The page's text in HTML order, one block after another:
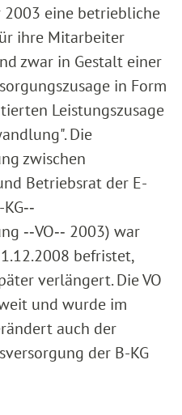
2003 eine betriebliche
ihre Mitarbeiter
zwar in Gestalt einer
in Form
Leistungszusage
Die
zwischen
Betriebsrat der E-
‑‑VO‑‑ 2003) war
befristet,
verlängert. Die VO
und wurde im
auch der
der B-KG